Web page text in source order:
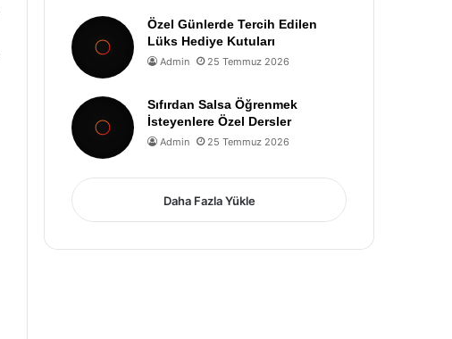
Özel Günlerde Tercih Edilen
Lüks Hediye Kutuları
Admin 25 Temmuz 2026
Sıfırdan Salsa Öğrenmek
İsteyenlere Özel Dersler
Admin 25 Temmuz 2026
Daha Fazla Yükle